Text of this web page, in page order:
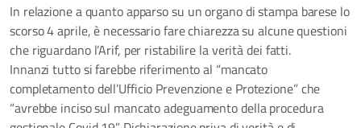
In relazione a quanto apparso su un organo di stampa barese lo
scorso 4 aprile, è necessario fare chiarezza su alcune questioni
che riguardano l’Arif, per ristabilire la verità dei fatti.
Innanzi tutto si farebbe riferimento al “mancato
completamento dell’Ufficio Prevenzione e Protezione” che
“avrebbe inciso sul mancato adeguamento della procedura